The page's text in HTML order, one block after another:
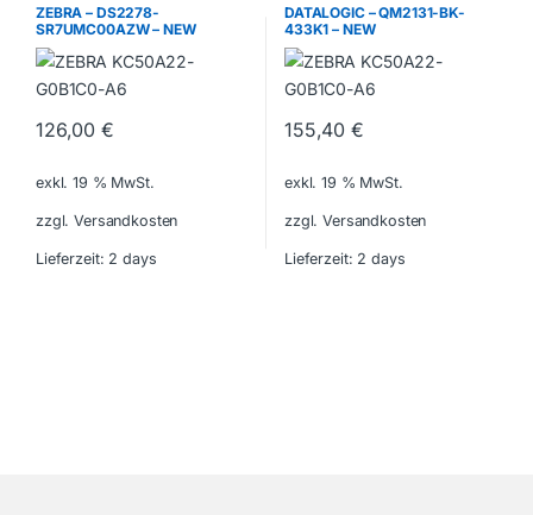
ZEBRA – DS2278-
SR7UMC00AZW – NEW
126,00€
exkl. 19 % MwSt.
zzgl. Versandkosten
Lieferzeit: 2 days
DATALOGIC – QM2131-BK-
433K1 – NEW
155,40€
exkl. 19 % MwSt.
zzgl. Versandkosten
Lieferzeit: 2 days